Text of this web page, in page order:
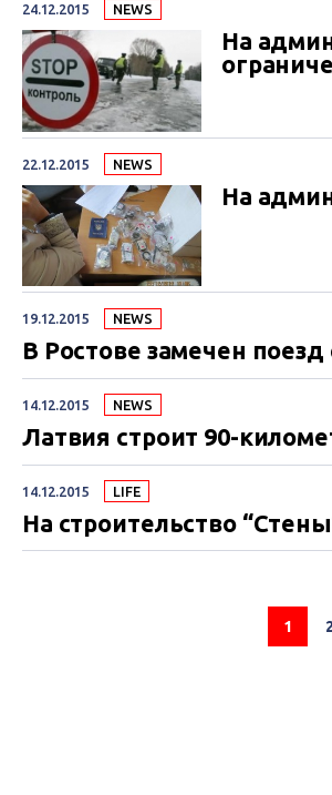
24.12.2015 NEWS
На
22.12.2015 NEWS
На
19.12.2015 NEWS
В Ростове замечен
14.12.2015 NEWS
Латвия строит 90-
14.12.2015 LIFE
На строительство
1